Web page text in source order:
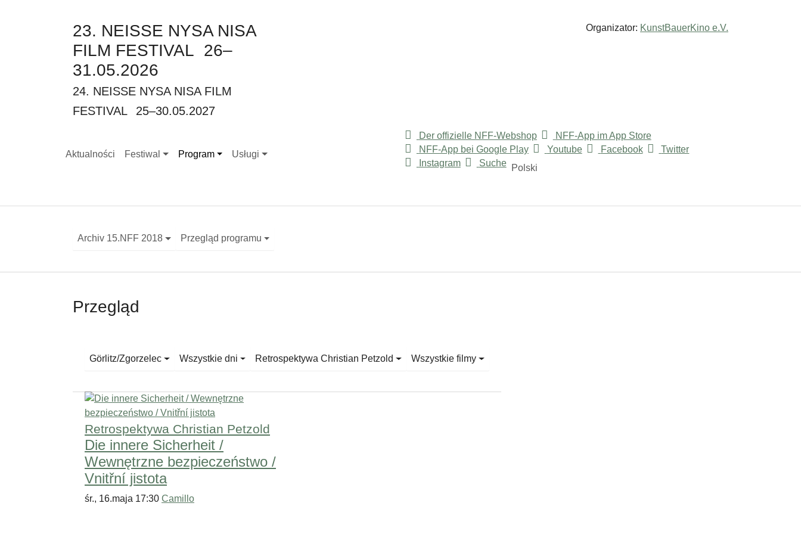
23. NEISSE NYSA NISA
FILM FESTIVAL 26–
31.05.2026
24. NEISSE NYSA NISA FILM
FESTIVAL
25–30.05.2027
Organizator: KunstBauerKino e.V.
Aktualności Festiwal
Submenu for "Festiwal"
Program
Submenu for "Program"
Usługi
Submenu for "Usługi"
Der offizielle NFF-Webshop
NFF-App im App Store
NFF-App bei Google Play
Youtube Facebook
Twitter
Instagram
Suche Polski
Archiv 15.NFF 2018 Przegląd programu
Przegląd
Görlitz/Zgorzelec Wszystkie dni Retrospektywa Christian Petzold Wszystkie filmy
Retrospektywa Christian Petzold
Die innere Sicherheit /
Wewnętrzne bezpieczeństwo /
Vnitřní jistota
śr., 16.maja 17:30 Camillo